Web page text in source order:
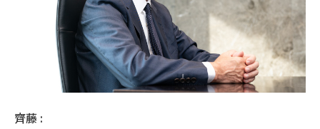
齊藤